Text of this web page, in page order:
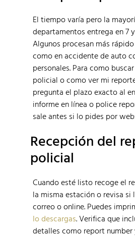
El tiempo varía pero la
departamentos entrega en 7
Algunos procesan más
como en accidente de auto
personales. Para como
policial o como ver mi
pregunta el plazo exacto al
informe en línea o police
sale antes si lo pides por
Recepción del
policial
Cuando esté listo recoge el
la misma estación o revisa si
correo o online. Puedes
lo descargas. Verifica que
detalles como report